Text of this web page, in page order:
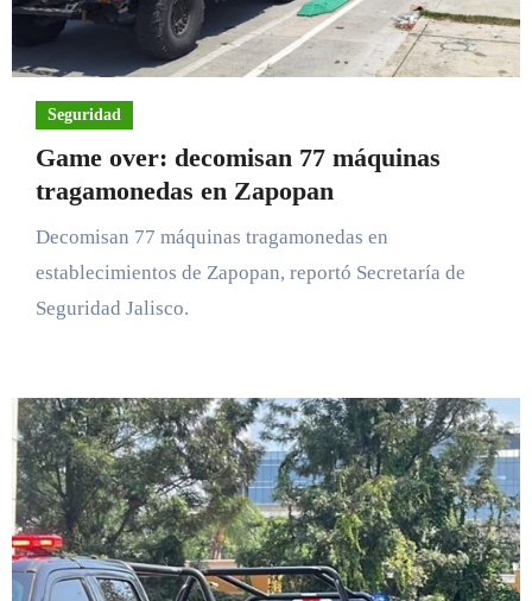
Seguridad
Game over: decomisan 77 máquinas
tragamonedas en Zapopan
Decomisan 77 máquinas tragamonedas en
establecimientos de Zapopan, reportó Secretaría de
Seguridad Jalisco.